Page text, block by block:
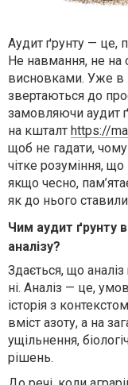
Аудит ґрунту — це,
Не навмання, не на
висновками. Уже в
звертаються до
замовляючи аудит
на кшталт https://
щоб не гадати,
чітке розуміння,
якщо чесно,
як до нього
Чим аудит ґрунту
аналізу?
Здається, що
ні. Аналіз — це,
історія з
вміст азоту, а на
ущільнення,
рішень.